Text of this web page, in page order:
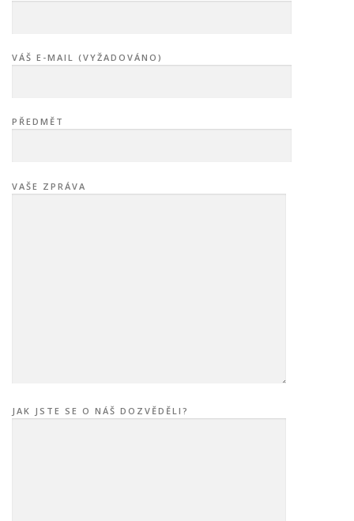
VÁŠ E-MAIL (VYŽADOVÁNO)
PŘEDMĚT
VAŠE ZPRÁVA
JAK JSTE SE O NÁŠ DOZVĚDĚLI?